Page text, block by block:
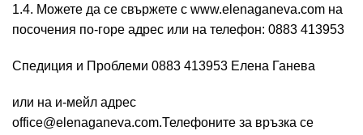
1.4. Можете да се свържете с www.elenaganeva.com на
посочения по-горе адрес или на телефон: 0883 413953
Спедиция и Проблеми 0883 413953 Елена Ганева
или на и-мейл адрес
office@elenaganeva.com.Телефоните за връзка се